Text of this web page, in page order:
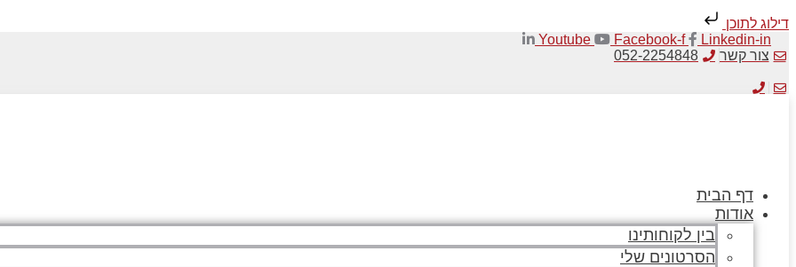
דילוג לתוכן
Youtube
Facebook-f
Linkedin-in
צור קשר
052-2254848
דף הבית
אודות
בין לקוחותינו
הסרטונים שלי